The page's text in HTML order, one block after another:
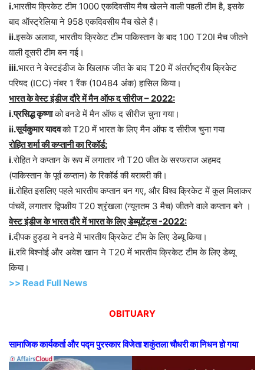
i.भारतीय क्रिकेट टीम 1000 एकदिवसीय मैच खेलने वाली पहली टीम है, इसके
बाद ऑस्ट्रेलिया ने 958 एकदिवसीय मैच खेले हैं।
ii.इसके अलावा, भारतीय क्रिकेट टीम पाकिस्तान के बाद 100 T20I मैच जीतने
वाली दूसरी टीम बन गई।
iii.भारत ने वेस्टइंडीज के खिलाफ जीत के बाद T20 में अंतर्राष्ट्रीय क्रिकेट
परिषद (ICC) नंबर 1 रैंक (10484 अंक) हासिल किया।
भारत के वेस्ट इंडीज दौरे में मैन ऑफ द सीरीज – 2022:
i.प्रसिद्ध कृष्णाको वनडे में मैन ऑफ द सीरीज चुना गया।
ii.सूर्यकुमार यादवको T20 में भारत के लिए मैन ऑफ द सीरीज चुना गया
रोहित शर्मा की कप्तानी का रिकॉर्ड:
i.रोहित ने कप्तान के रूप में लगातार नौ T20 जीत के सरफराज अहमद
(पाकिस्तान के पूर्व कप्तान) के रिकॉर्ड की बराबरी की।
ii.रोहित इसलिए पहले भारतीय कप्तान बन गए, और विश्व क्रिकेट में कुल मिलाकर
पांचवें, लगातार द्विपक्षीय T20 श्रृंखला (न्यूनतम 3 मैच) जीतने वाले कप्तान बने ।
वेस्ट इंडीज के भारत दौरे में भारत के लिए डेब्यूटेंट्स -2022:
i.दीपक हुड्डा ने वनडे में भारतीय क्रिकेट टीम के लिए डेब्यू किया।
ii.रवि बिश्नोई और अवेश खान ने T20 में भारतीय क्रिकेट टीम के लिए डेब्यू
किया।
>> Read Full News
OBITUARY
सामाजिक कार्यकर्ता और पद्म पुरस्कार विजेता शकुंतला चौधरी का निधन हो गया